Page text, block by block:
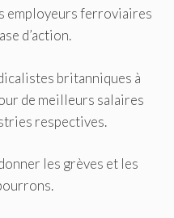
employeurs ferroviaires
d’action.
britanniques à
de meilleurs salaires
respectives.
les grèves et les